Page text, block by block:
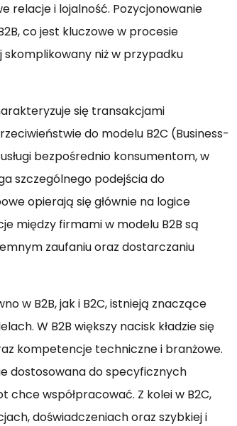
relacje i lojalność. Pozycjonowanie
co jest kluczowe w procesie
skomplikowany niż w przypadku
się transakcjami
do modelu B2C (Business-
bezpośrednio konsumentom, w
szczególnego podejścia do
opierają się głównie na logice
między firmami w modelu B2B są
zaufaniu oraz dostarczaniu
w B2B, jak i B2C, istnieją znaczące
W B2B większy nacisk kładzie się
kompetencje techniczne i branżowe.
dostosowana do specyficznych
współpracować. Z kolei w B2C,
doświadczeniach oraz szybkiej i